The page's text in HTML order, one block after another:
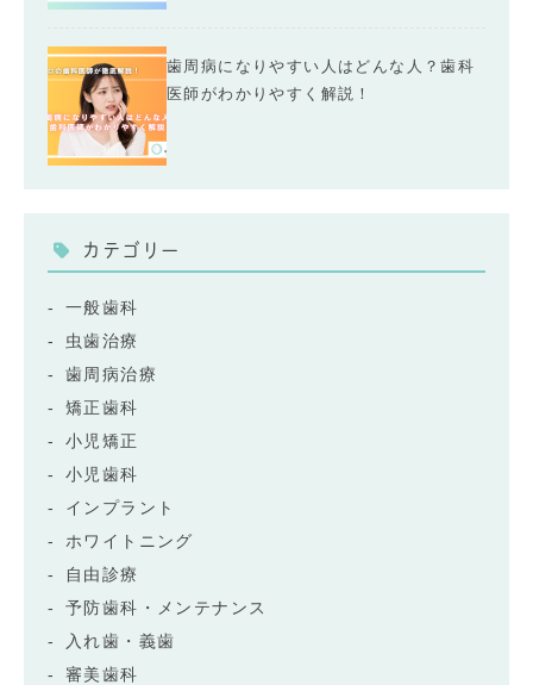
歯周病になりやすい人はどんな人？歯科
医師がわかりやすく解説！
カテゴリー
一般歯科
虫歯治療
歯周病治療
矯正歯科
小児矯正
小児歯科
インプラント
ホワイトニング
自由診療
予防歯科・メンテナンス
入れ歯・義歯
審美歯科